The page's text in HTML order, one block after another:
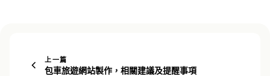
上一篇
包車旅遊網站製作，相關建議及提醒事項